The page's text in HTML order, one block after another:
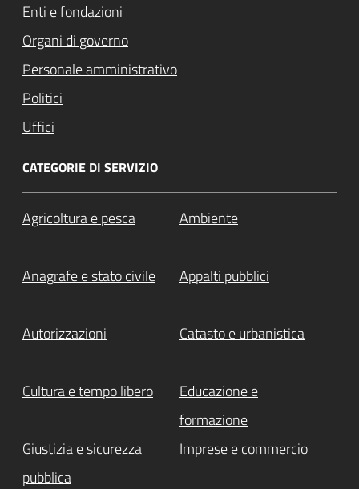
Enti e fondazioni
Organi di governo
Personale amministrativo
Politici
Uffici
CATEGORIE DI SERVIZIO
Agricoltura e pesca Ambiente
Anagrafe e stato civile Appalti pubblici
Autorizzazioni Catasto e urbanistica
Cultura e tempo libero
Educazione e
formazione
Giustizia e sicurezza
pubblica
Imprese e commercio